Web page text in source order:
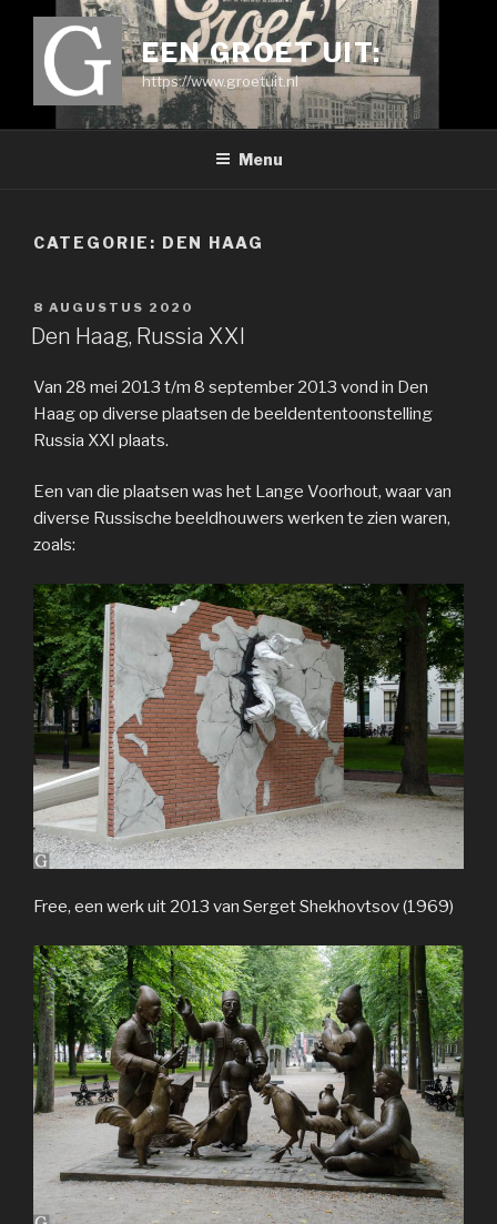
EEN GROET UIT:
https://www.groetuit.nl
Menu
CATEGORIE: DEN HAAG
GEPLAATST
OP
8 AUGUSTUS 2020
Den Haag, Russia XXI
Van 28 mei 2013 t/m 8 september 2013 vond in Den
Haag op diverse plaatsen de beeldententoonstelling
Russia XXI plaats.
Een van die plaatsen was het Lange Voorhout, waar van
diverse Russische beeldhouwers werken te zien waren,
zoals:
Free, een werk uit 2013 van Serget Shekhovtsov (1969)